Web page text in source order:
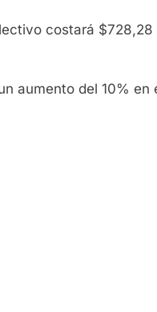
costará
aumento del 10%